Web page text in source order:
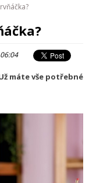
máte vše potřebné